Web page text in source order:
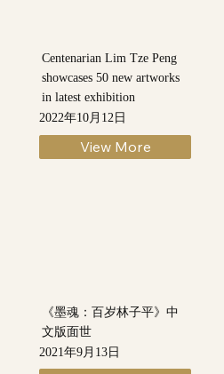
Centenarian Lim Tze Peng
showcases 50 new artworks
in latest exhibition
2022年10月12日
View More
《墨魂：百岁林子平》中
文版面世
2021年9月13日